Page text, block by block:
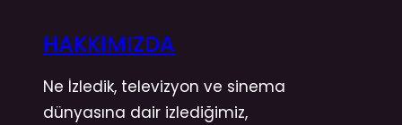
HAKKIMIZDA
Ne İzledik, televizyon ve sinema
dünyasına dair izlediğimiz,